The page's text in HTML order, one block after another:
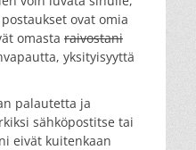
ovat omia
omasta raivostani
yksityisyyttä
palautetta ja
sähköpostitse tai
eivät kuitenkaan